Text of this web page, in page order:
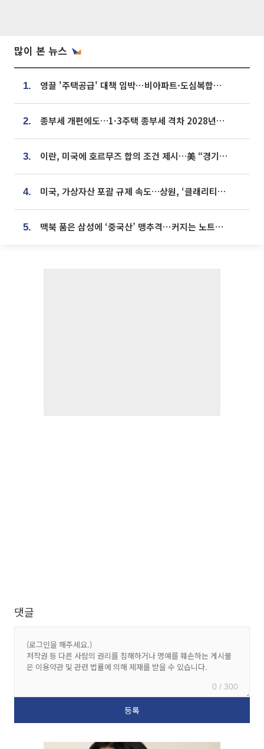
많이 본 뉴스
1. 영끌 '주택공급' 대책 임박⋯비아파트·도심복합까지 총동원
2. 종부세 개편에도…1·3주택 종부세 격차 2028년부터 확대
3. 이란, 미국에 호르무즈 합의 조건 제시…美 “경기 아직 안 끝나” [종합]
4. 미국, 가상자산 포괄 규제 속도…상원, ‘클래리티법’ 9월 절차투표 추진
5. 맥북 품은 삼성에 ‘중국산’ 맹추격⋯커지는 노트북 OLED 시장
댓글
0 / 300